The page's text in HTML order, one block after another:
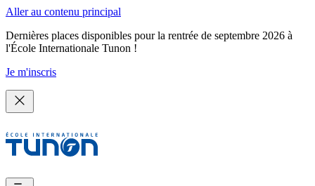
Aller au contenu principal
Dernières places disponibles pour la rentrée de septembre 2026 à
l'École Internationale Tunon !
Je m'inscris